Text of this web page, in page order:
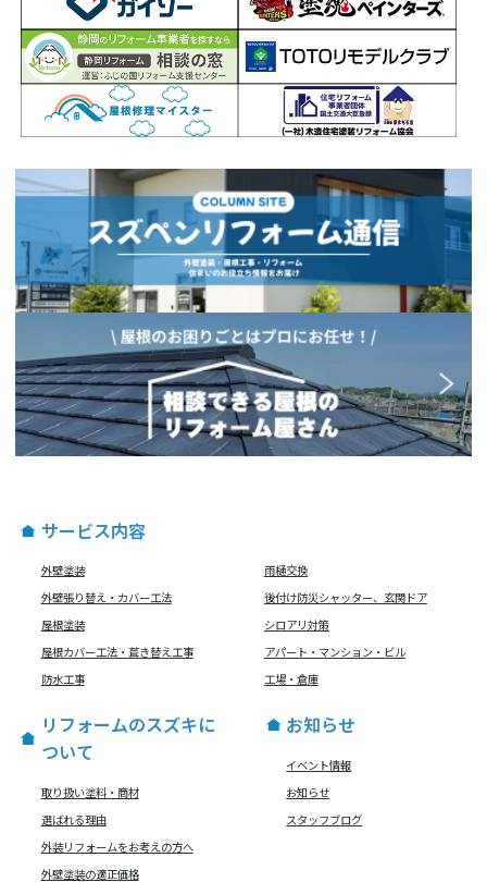
サービス内容
外壁塗装
外壁張り替え・カバー工法
屋根塗装
屋根カバー工法・葺き替え工事
防水工事
雨樋交換
後付け防災シャッター、玄関ドア
シロアリ対策
アパート・マンション・ビル
工場・倉庫
リフォームのスズキに
ついて
取り扱い塗料・商材
選ばれる理由
外装リフォームをお考えの方へ
外壁塗装の適正価格
お知らせ
イベント情報
お知らせ
スタッフブログ